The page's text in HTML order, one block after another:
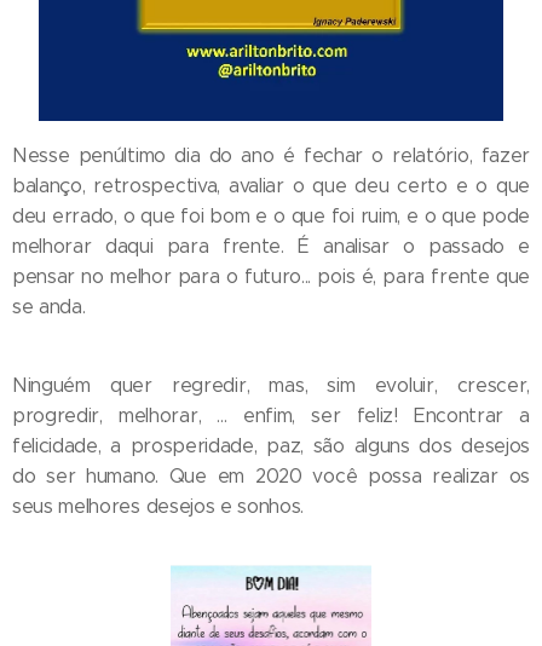
Nesse penúltimo dia do ano é fechar o relatório, fazer
balanço, retrospectiva, avaliar o que deu certo e o que
deu errado, o que foi bom e o que foi ruim, e o que pode
melhorar daqui para frente. É analisar o passado e
pensar no melhor para o futuro... pois é, para frente que
se anda.
Ninguém quer regredir, mas, sim evoluir, crescer,
progredir, melhorar, ... enfim, ser feliz! Encontrar a
felicidade, a prosperidade, paz, são alguns dos desejos
do ser humano. Que em 2020 você possa realizar os
seus melhores desejos e sonhos.